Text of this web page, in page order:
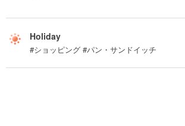
Holiday
#ショッピング #パン・サンドイッチ